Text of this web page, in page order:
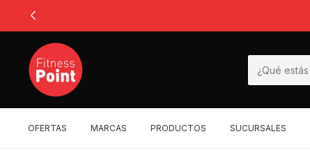
OFERTAS MARCAS PRODUCTOS SUCURSALES